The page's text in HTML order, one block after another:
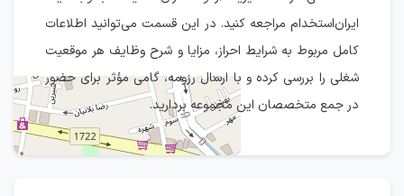
ایران‌استخدام مراجعه کنید. در این قسمت می‌توانید اطلاعات
کامل مربوط به شرایط احراز، مزایا و شرح وظایف هر موقعیت
شغلی را بررسی کرده و با ارسال رزومه، گامی مؤثر برای حضور
در جمع متخصصان این مجموعه بردارید.